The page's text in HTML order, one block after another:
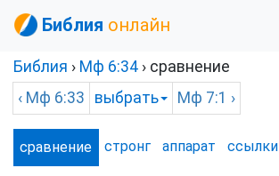
Библия онлайн
Библия › Мф 6:34 › сравнение
‹ Мф 6:33 выбрать Мф 7:1 ›
сравнение стронг аппарат ссылки